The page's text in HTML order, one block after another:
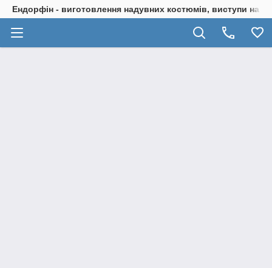
Ендорфін - виготовлення надувних костюмів, виступи на